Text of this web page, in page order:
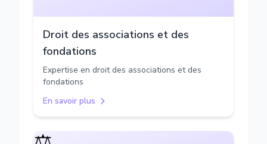
Droit des associations et des
fondations
Expertise en droit des associations et des
fondations
En savoir plus